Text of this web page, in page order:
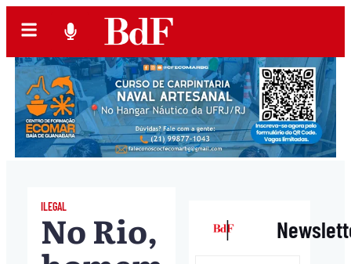
ILEGAL
No Rio, |